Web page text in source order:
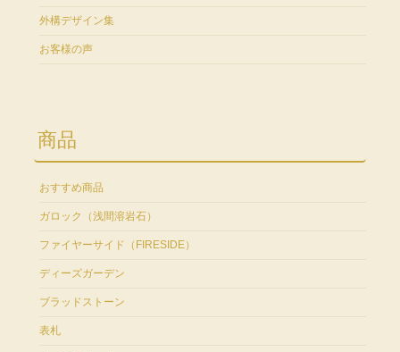
外構デザイン集
お客様の声
商品
おすすめ商品
ガロック（浅間溶岩石）
ファイヤーサイド（FIRESIDE）
ディーズガーデン
ブラッドストーン
表札